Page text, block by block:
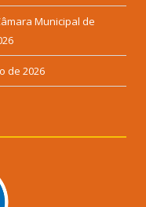
Municipal de
de 2026